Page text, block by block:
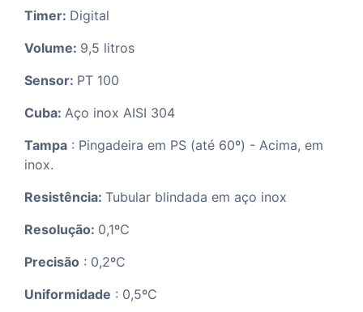
Timer: Digital
Volume: 9,5 litros
Sensor: PT 100
Cuba: Aço inox AISI 304
Tampa : Pingadeira em PS (até 60º) - Acima, em
inox.
Resistência: Tubular blindada em aço inox
Resolução: 0,1ºC
Precisão : 0,2ºC
Uniformidade : 0,5ºC